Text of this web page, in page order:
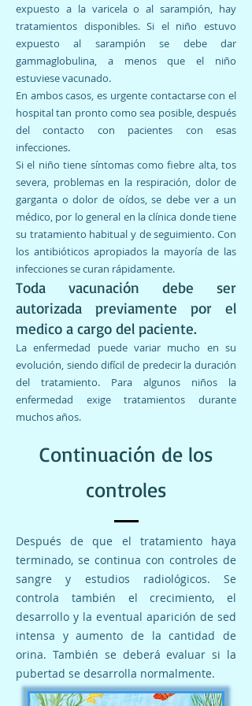
expuesto a la varicela o al sarampión, hay
tratamientos disponibles. Si el niño estuvo
expuesto al sarampión se debe dar
gammaglobulina, a menos que el niño
estuviese vacunado.
En ambos casos, es urgente contactarse con el
hospital tan pronto como sea posible, después
del contacto con pacientes con esas
infecciones.
Si el niño tiene síntomas como fiebre alta, tos
severa, problemas en la respiración, dolor de
garganta o dolor de oídos, se debe ver a un
médico, por lo general en la clínica donde tiene
su tratamiento habitual y de seguimiento. Con
los antibióticos apropiados la mayoría de las
infecciones se curan rápidamente.
Toda vacunación debe ser
autorizada previamente por el
medico a cargo del paciente.
La enfermedad puede variar mucho en su
evolución, siendo difícil de predecir la duración
del tratamiento. Para algunos niños la
enfermedad exige tratamientos durante
muchos años.
Continuación de los
controles
Después de que el tratamiento haya
terminado, se continua con controles de
sangre y estudios radiológicos. Se
controla también el crecimiento, el
desarrollo y la eventual aparición de sed
intensa y aumento de la cantidad de
orina. También se deberá evaluar si la
pubertad se desarrolla normalmente.